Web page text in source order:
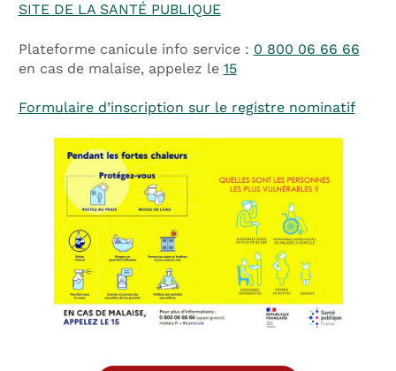
SITE DE LA SANTÉ PUBLIQUE
Plateforme canicule info service : 0 800 06 66 66
en cas de malaise, appelez le 15
Formulaire d’inscription sur le registre nominatif